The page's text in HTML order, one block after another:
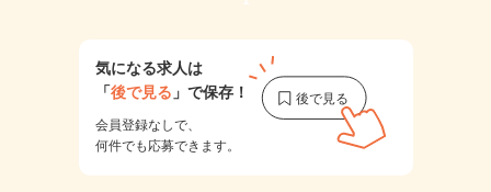
気になる求人は
「後で見る 」で保存！
会員登録なしで、
何件でも応募できます。